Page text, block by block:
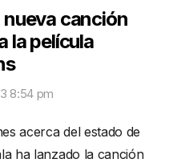
canción
la película
8:54 pm
acerca del estado de
ha lanzado la canción